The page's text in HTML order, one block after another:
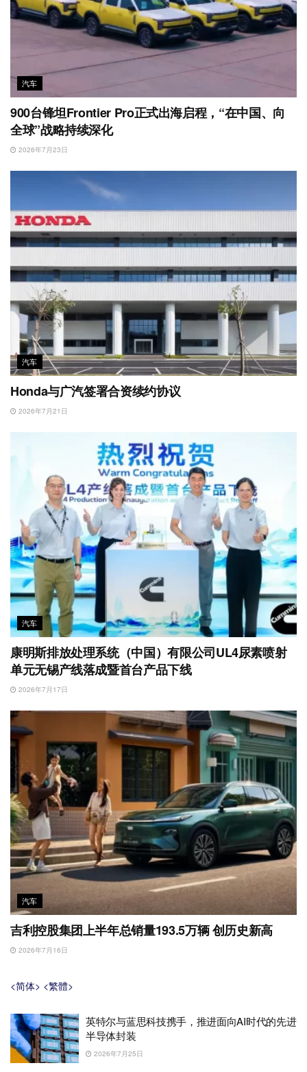
汽车
900台锋坦Frontier Pro正式出海启程，“在中国、向
全球”战略持续深化
2026年7月23日
汽车
Honda与广汽签署合资续约协议
2026年7月21日
汽车
康明斯排放处理系统（中国）有限公司UL4尿素喷射
单元无锡产线落成暨首台产品下线
2026年7月17日
汽车
吉利控股集团上半年总销量193.5万辆 创历史新高
2026年7月16日
<简体> <繁體>
英特尔与蓝思科技携手，推进面向AI时代的先进
半导体封装
2026年7月25日